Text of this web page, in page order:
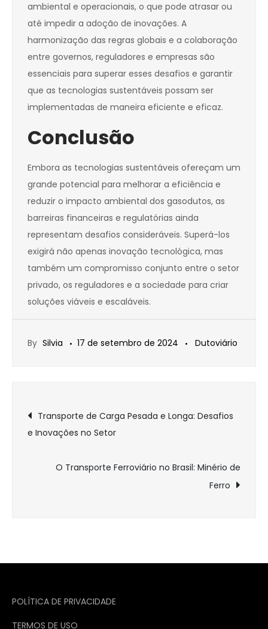
ambiental e operacionais, o que pode atrasar ou
até impedir a adoção de inovações. A
harmonização das regras globais e a colaboração
entre governos, reguladores e empresas são
essenciais para superar esses desafios e garantir
que as tecnologias sustentáveis possam ser
implementadas de maneira eficiente e eficaz.
Conclusão
Embora as tecnologias sustentáveis ofereçam um
grande potencial para melhorar a eficiência e
reduzir o impacto ambiental dos gasodutos, as
barreiras financeiras e regulatórias ainda
representam desafios consideráveis. Superá-los
exigirá não apenas inovação tecnológica, mas
também um compromisso conjunto entre o setor
privado, os reguladores e a sociedade para criar
soluções viáveis e escaláveis.
By Silvia 17 de setembro de 2024 Dutoviário
Navegação
de
Post
Transporte de Carga Pesada e Longa: Desafios
e Inovações no Setor
O Transporte Ferroviário no Brasil: Minério de
Ferro
POLÍTICA DE PRIVACIDADE
TERMOS DE USO